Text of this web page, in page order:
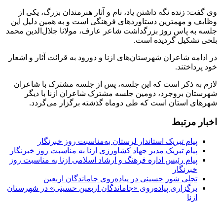
وی گفت: زنده نگه داشتن یاد، نام و آثار هنرمندان بزرگ، یکی از
وظایف و مهمترین دستاوردهای فرهنگی است و به همین دلیل این
جلسه به پاس روز بزرگداشت شاعر عارف، مولانا جلال‌الدین محمد
بلخی تشکیل گردیده است.
در ادامه شاعران شهرستان‌های ازنا و دورود به قرائت آثار و اشعار
خود پرداختند.
لازم به ذکر است که این جلسه، پس از جلسه مشترک با شاعران
شهرستان بروجرد، دومین جلسه مشترک شاعران ازنا با دیگر
شهرهای استان است که طی دوماه گذشته برگزار می‌گردد.
اخبار مرتبط
پیام تبریک استاندار لرستان به‌مناسبت روز خبرنگار
پیام تبریک مدیر جهاد کشاورزی ازنا به مناسبت روز خبرنگار
پیام رئیس اداره فرهنگ و ارشاد اسلامی ازنا به مناسبت روز
خبرنگار
تجلی شور حسینی در پیاده‌روی جاماندگان اربعین
برگزاری پیاده‌روی «جاماندگان اربعین حسینی» در شهرستان
ازنا